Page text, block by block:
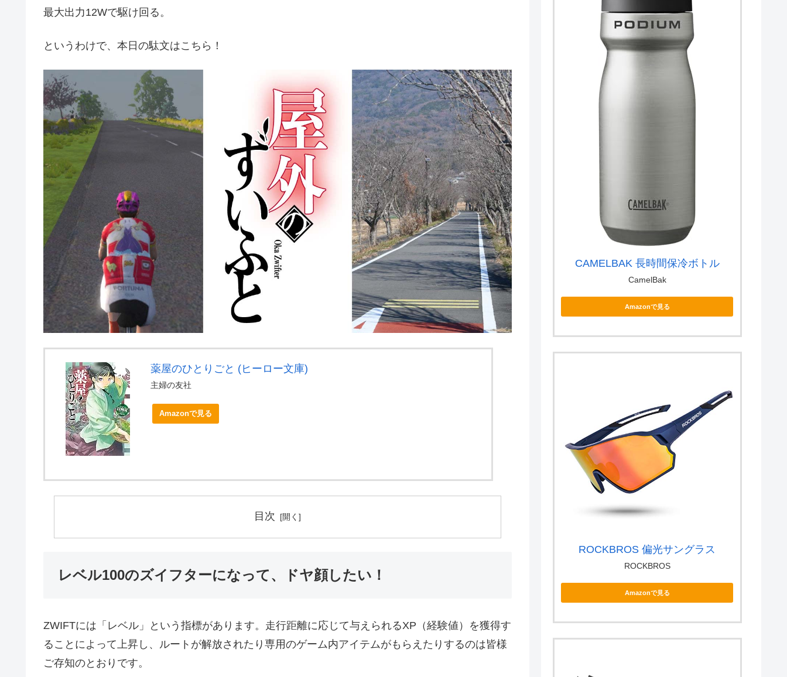
最大出力12Wで駆け回る。
というわけで、本日の駄文はこちら！
薬屋のひとりごと (ヒーロー文庫)
主婦の友社
Amazonで見る
目次
レベル100のズイフターになって、ドヤ顔したい！
ZWIFTには「レベル」という指標があります。走行距離に応じて与えられるXP（経験値）を獲得す
ることによって上昇し、ルートが解放されたり専用のゲーム内アイテムがもらえたりするのは皆様
ご存知のとおりです。
CAMELBAK 長時間保冷ボトル
CamelBak
Amazonで見る
ROCKBROS 偏光サングラス
ROCKBROS
Amazonで見る